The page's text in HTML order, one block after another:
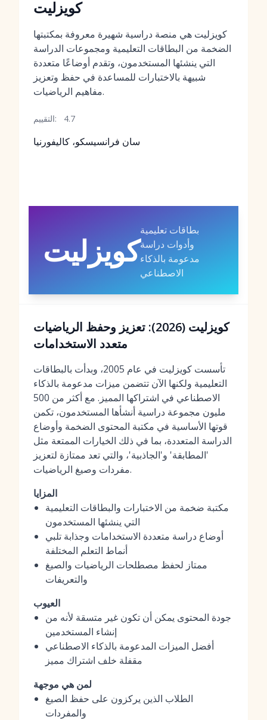
كويزليت
كويزليت هي منصة دراسية شهيرة معروفة بمكتبتها
الضخمة من البطاقات التعليمية ومجموعات الدراسة
التي ينشئها المستخدمون، وتقدم أوضاعًا متعددة
شبيهة بالاختبارات للمساعدة في حفظ وتعزيز
مفاهيم الرياضيات.
التقييم: 4.7
سان فرانسيسكو، كاليفورنيا
كويزليت
بطاقات تعليمية
وأدوات دراسة
مدعومة بالذكاء
الاصطناعي
كويزليت (2026): تعزيز وحفظ الرياضيات
متعدد الاستخدامات
تأسست كويزليت في عام 2005، وبدأت بالبطاقات
التعليمية ولكنها الآن تتضمن ميزات مدعومة بالذكاء
الاصطناعي في اشتراكها المميز. مع أكثر من 500
مليون مجموعة دراسية أنشأها المستخدمون، تكمن
قوتها الأساسية في مكتبة المحتوى الضخمة وأوضاع
الدراسة المتعددة، بما في ذلك الخيارات الممتعة مثل
'المطابقة' و'الجاذبية'، والتي تعد ممتازة لتعزيز
مفردات وصيغ الرياضيات.
المزايا
مكتبة ضخمة من الاختبارات والبطاقات التعليمية
التي ينشئها المستخدمون
أوضاع دراسة متعددة الاستخدامات وجذابة تلبي
أنماط التعلم المختلفة
ممتاز لحفظ مصطلحات الرياضيات والصيغ
والتعريفات
العيوب
جودة المحتوى يمكن أن تكون غير متسقة لأنه من
إنشاء المستخدمين
أفضل الميزات المدعومة بالذكاء الاصطناعي
مقفلة خلف اشتراك مميز
لمن هي موجهة
الطلاب الذين يركزون على حفظ الصيغ
والمفردات